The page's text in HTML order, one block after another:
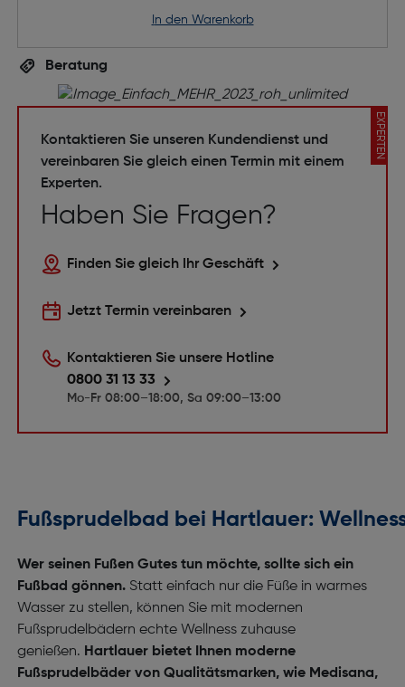
in den Warenkorb
Beratung
EXPERTEN
Kontaktieren Sie unseren Kundendienst und
vereinbaren Sie gleich einen Termin mit einem
Experten.
Haben Sie Fragen?
Finden Sie gleich Ihr Geschäft
Jetzt Termin vereinbaren
Kontaktieren Sie unsere Hotline
0800 31 13 33
Mo-Fr 08:00–18:00, Sa 09:00–13:00
Fußsprudelbad bei Hartlauer:
Wer seinen Fußen Gutes tun möchte, sollte sich ein
Fußbad gönnen. Statt einfach nur die Füße in warmes
Wasser zu stellen, können Sie mit modernen
Fußsprudelbädern echte Wellness zuhause
genießen. Hartlauer bietet Ihnen moderne
Fußsprudelbäder von Qualitätsmarken, wie Medisana,